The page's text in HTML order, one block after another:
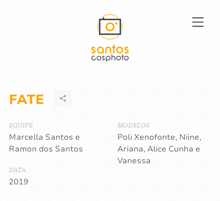
FATE
EQUIPE
Marcella Santos e
Ramon dos Santos
DATA
2019
MODELOS
Poli Xenofonte, Niine,
Ariana, Alice Cunha e
Vanessa